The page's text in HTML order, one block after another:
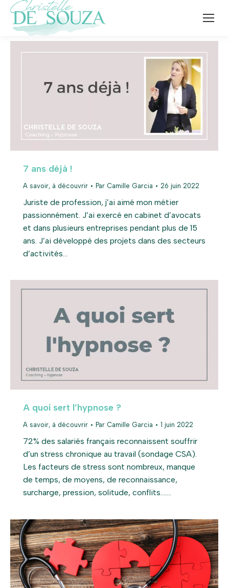
7 ans déjà !
A savoir, à découvrir Par Camille Garcia 26 juin 2022
Juriste de profession, j’ai aimé mon métier
passionnément. J’ai exercé en cabinet d’avocats
et dans plusieurs entreprises pendant plus de 15
ans. J’ai développé des projets dans des secteurs
d’activités…
A quoi sert l’hypnose ?
A savoir, à découvrir Par Camille Garcia 1 juin 2022
72% des salariés français reconnaissent souffrir
d’un stress chronique au travail (sondage CSA).
Les facteurs de stress sont nombreux, manque
de temps, de moyens, de reconnaissance,
surcharge, pression, solitude, conflits….…